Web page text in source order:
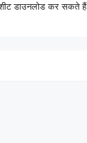
डाउनलोड कर सकते